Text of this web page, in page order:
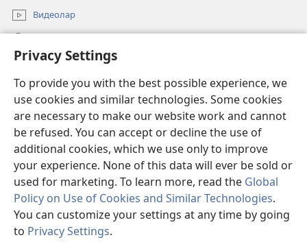
Privacy Settings
To provide you with the best possible experience, we
use cookies and similar technologies. Some cookies
are necessary to make our website work and cannot
be refused. You can accept or decline the use of
additional cookies, which we use only to improve
your experience. None of this data will ever be sold or
used for marketing. To learn more, read the Global
Policy on Use of Cookies and Similar Technologies.
You can customize your settings at any time by going
to Privacy Settings.
Видеолар
(opens
window)Күзитиш мунариниң ОНЛАЙН КИТАПХАНИСИ
(opens
new
window)JW Hub ®
(opens
new
window)
Copyright© 2026 Watch Tower Bible and Tract Society of Pennsylvania.
ПАЙДИЛИНИШ ШӘРТЛИРИ